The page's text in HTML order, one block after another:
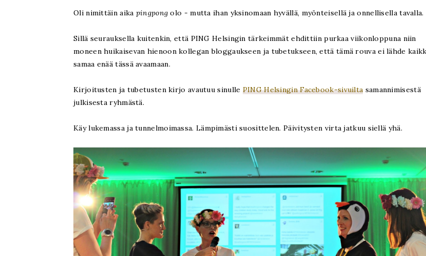
Oli nimittäin aika pingpong olo - mutta ihan yksinomaan hyvällä, myönteisellä ja onnellisella tavalla.
Sillä seurauksella kuitenkin, että PING Helsingin tärkeimmät ehdittiin purkaa viikonloppuna niin
moneen huikaisevan hienoon kollegan bloggaukseen ja tubetukseen, että tämä rouva ei lähde
samaa enää tässä avaamaan.
Kirjoitusten ja tubetusten kirjo avautuu sinulle PING Helsingin Facebook-sivuilta samannimisestä
julkisesta ryhmästä.
Käy lukemassa ja tunnelmoimassa. Lämpimästi suosittelen. Päivitysten virta jatkuu siellä yhä.